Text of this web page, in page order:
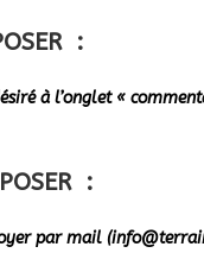
:
à l’onglet «
:
par mail